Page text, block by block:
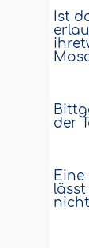
Ist
der
Eine